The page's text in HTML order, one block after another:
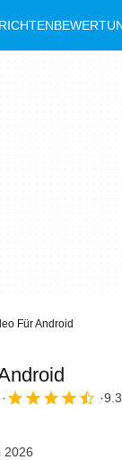
Für Android
2026